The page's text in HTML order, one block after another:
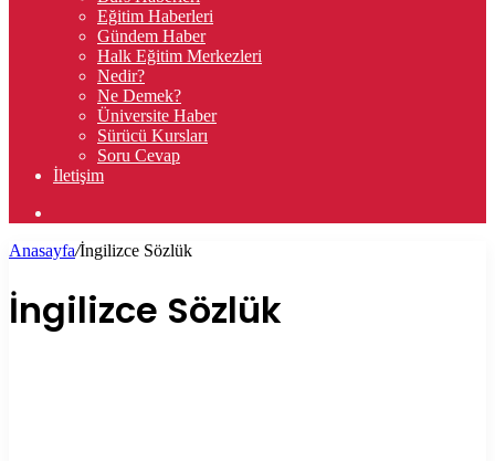
Eğitim Haberleri
Gündem Haber
Halk Eğitim Merkezleri
Nedir?
Ne Demek?
Üniversite Haber
Sürücü Kursları
Soru Cevap
İletişim
...
Anasayfa/İngilizce Sözlük
İngilizce Sözlük